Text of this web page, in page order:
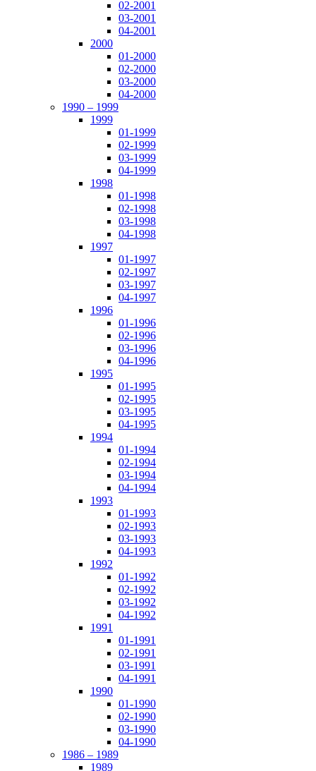
02-2001
03-2001
04-2001
2000
01-2000
02-2000
03-2000
04-2000
1990 – 1999
1999
01-1999
02-1999
03-1999
04-1999
1998
01-1998
02-1998
03-1998
04-1998
1997
01-1997
02-1997
03-1997
04-1997
1996
01-1996
02-1996
03-1996
04-1996
1995
01-1995
02-1995
03-1995
04-1995
1994
01-1994
02-1994
03-1994
04-1994
1993
01-1993
02-1993
03-1993
04-1993
1992
01-1992
02-1992
03-1992
04-1992
1991
01-1991
02-1991
03-1991
04-1991
1990
01-1990
02-1990
03-1990
04-1990
1986 – 1989
1989